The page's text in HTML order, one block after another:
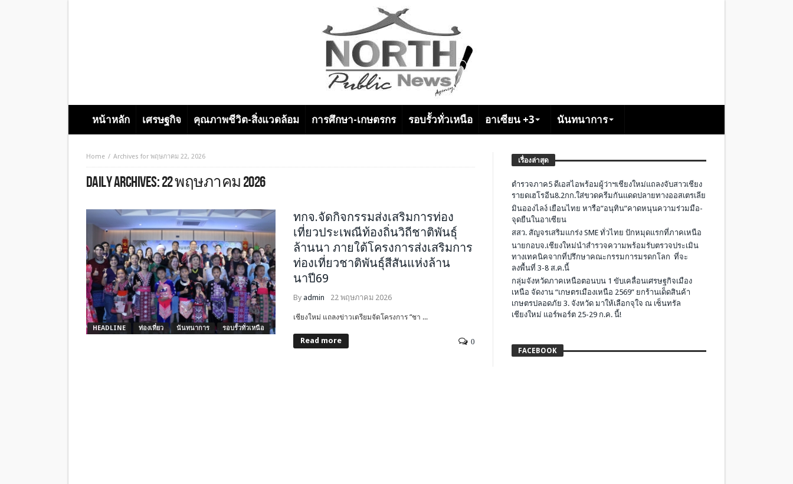
หน้าหลัก เศรษฐกิจ คุณภาพชีวิต-สิ่งแวดล้อม การศึกษา-เกษตรกร รอบรั้วทั่วเหนือ อาเซียน +3 นันทนาการ
Home Archives for พฤษภาคม 22, 2026
DAILY ARCHIVES:22 พฤษภาคม 2026
HEADLINE ท่องเที่ยว นันทนาการ รอบรั้วทั่วเหนือ
ทกจ.จัดกิจกรรมส่งเสริมการท่อง
เที่ยวประเพณีท้องถิ่นวิถีชาติพันธุ์
ล้านนา ภายใต้โครงการส่งเสริมการ
ท่องเที่ยวชาติพันธุ์สีสันแห่งล้าน
นาปี69
By admin 22 พฤษภาคม 2026
เชียงใหม่ แถลงข่าวเตรียมจัดโครงการ “ชา ...
Read more 0
เรื่องล่าสุด
ตำรวจภาค5 ดีเอสไอพร้อมผู้ว่าฯเชียงใหม่แถลงจับสาวเชียง
รายดเฮโรอีน8.2กก.ใส่ขวดครีมกันแดดปลายทางออสเตรเลีย
มินอองไลง์ เยือนไทย หารือ”อนุทิน”คาดหนุนความร่วมมือ-
จุดยืนในอาเซียน
สสว. สัญจรเสริมแกร่ง SME ทั่วไทย ปักหมุดแรกที่ภาคเหนือ
นายกอบจ.เชียงใหม่นำสำรวจความพร้อมรับตรวจประเมิน
ทางเทคนิคจากที่ปรึกษาคณะกรรมการมรดกโลก ที่จะ
ลงพื้นที่ 3-8 ส.ค.นี้
กลุ่มจังหวัดภาคเหนือตอนบน 1 ขับเคลื่อนเศรษฐกิจเมือง
เหนือ จัดงาน “เกษตรเมืองเหนือ 2569” ยกร้านเด็ดสินค้า
เกษตรปลอดภัย 3. จังหวัด มาให้เลือกจุใจ ณ เซ็นทรัล
เชียงใหม่ แอร์พอร์ต 25-29 ก.ค. นี้!
FACEBOOK